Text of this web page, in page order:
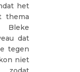
het
thema
dat
tegen
niet